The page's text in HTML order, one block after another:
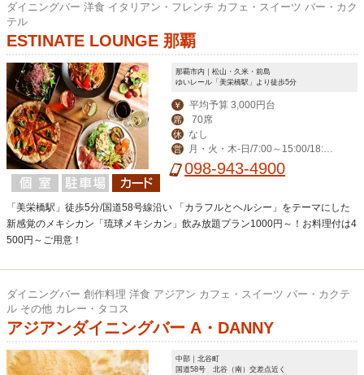
ダイニングバー 洋食 イタリアン・フレンチ カフェ・スイーツ バー・カク
テル
ESTINATE LOUNGE 那覇
那覇市内｜松山・久米・前島
ゆいレール「美栄橋駅」より徒歩5分
￥ 平均予算 3,000円台
席 70席
休 なし
営
月・火・木-日/7:00～15:00/18:00
～23:00(料理L.O. 22:00) 毎週水曜日は
098-943-4900
「美栄橋駅」徒歩5分/国道58号線沿い 「カラフルとヘルシー」をテーマにした
新感覚のメキシカン「琉球メキシカン」飲み放題プラン1000円～！お料理付は4
500円～ご用意！
ダイニングバー 創作料理 洋食 アジアン カフェ・スイーツ バー・カクテ
ル その他 カレー・タコス
アジアンダイニングバー A・DANNY
中部｜北谷町
国道58号 北谷（南）交差点近く